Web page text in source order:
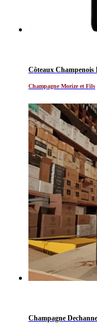
Côteaux Champenois
Champagne Morize et Fils
Champagne